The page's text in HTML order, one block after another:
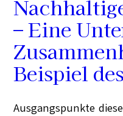
– Eine
Beispiel
Ausgangspunkte